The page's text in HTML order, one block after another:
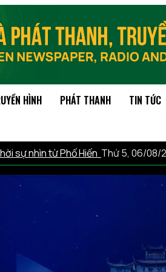
HÌNH PHÁT THANH TIN TỨC
sự nhìn từ Phố Hiến Thứ 5, 06/08/